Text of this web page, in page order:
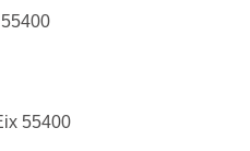
55400